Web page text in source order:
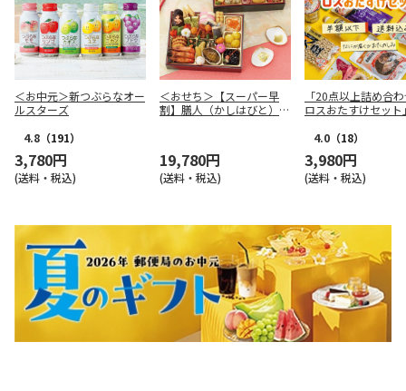
＜お中元＞新つぶらなオー
ルスターズ
4.8 （191）
3,780円
(送料・税込)
＜おせち＞【スーパー早
割】膳人（かしはびと）
19,780円
(送料・税込)
「20点以上詰め合
ロスおたすけセット
4.0 （18）
3,980円
(送料・税込)